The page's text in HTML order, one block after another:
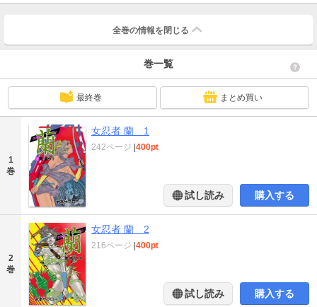
全巻の情報を 閉じる
巻一覧
最終巻 まとめ買い
1
巻
女忍者 蘭 1
242ページ |400pt
試し読み 購入する
2
巻
女忍者 蘭 2
216ページ |400pt
試し読み 購入する